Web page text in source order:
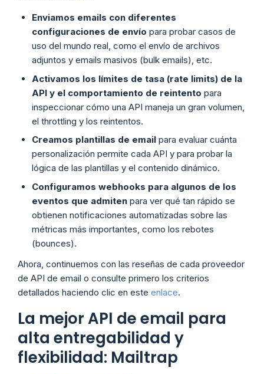
Enviamos emails con diferentes
configuraciones de envío para probar casos de
uso del mundo real, como el envío de archivos
adjuntos y emails masivos (bulk emails), etc.
Activamos los límites de tasa (rate limits) de la
API y el comportamiento de reintento para
inspeccionar cómo una API maneja un gran volumen,
el throttling y los reintentos.
Creamos plantillas de email para evaluar cuánta
personalización permite cada API y para probar la
lógica de las plantillas y el contenido dinámico.
Configuramos webhooks para algunos de los
eventos que admiten para ver qué tan rápido se
obtienen notificaciones automatizadas sobre las
métricas más importantes, como los rebotes
(bounces).
Ahora, continuemos con las reseñas de cada proveedor
de API de email o consulte primero los criterios
detallados haciendo clic en este enlace.
La mejor API de email para
alta entregabilidad y
flexibilidad: Mailtrap